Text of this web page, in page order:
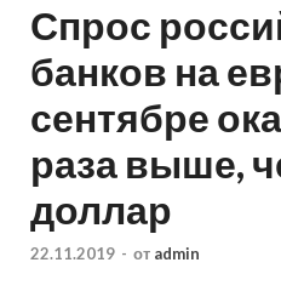
Спрос
банков на
сентябре
раза выше,
доллар
22.11.2019 - от admin